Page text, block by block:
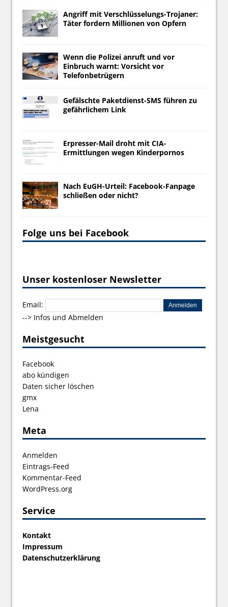
Angriff mit Verschlüsselungs-Trojaner:
Täter fordern Millionen von Opfern
Wenn die Polizei anruft und vor
Einbruch warnt: Vorsicht vor
Telefonbetrügern
Gefälschte Paketdienst-SMS führen zu
gefährlichem Link
Erpresser-Mail droht mit CIA-
Ermittlungen wegen Kinderpornos
Nach EuGH-Urteil: Facebook-Fanpage
schließen oder nicht?
Folge uns bei Facebook
Unser kostenloser Newsletter
Email:
--> Infos und Abmelden
Meistgesucht
Facebook
abo kündigen
Daten sicher löschen
gmx
Lena
Meta
Anmelden
Eintrags-Feed
Kommentar-Feed
WordPress.org
Service
Kontakt
Impressum
Datenschutzerklärung